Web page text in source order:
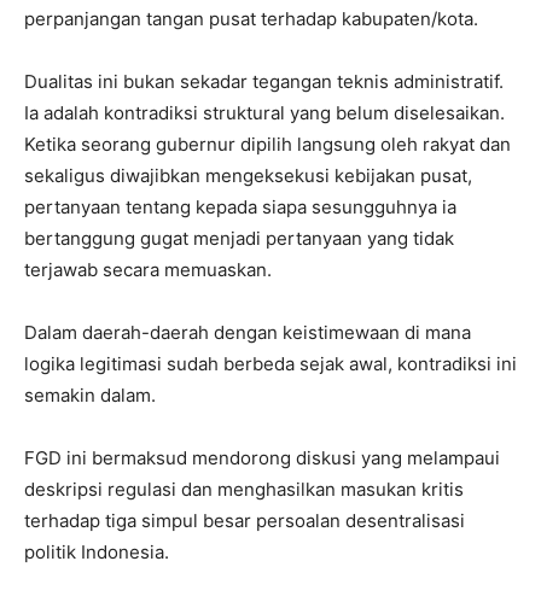
perpanjangan tangan pusat terhadap kabupaten/kota.
Dualitas ini bukan sekadar tegangan teknis administratif.
Ia adalah kontradiksi struktural yang belum diselesaikan.
Ketika seorang gubernur dipilih langsung oleh rakyat dan
sekaligus diwajibkan mengeksekusi kebijakan pusat,
pertanyaan tentang kepada siapa sesungguhnya ia
bertanggung gugat menjadi pertanyaan yang tidak
terjawab secara memuaskan.
Dalam daerah-daerah dengan keistimewaan di mana
logika legitimasi sudah berbeda sejak awal, kontradiksi ini
semakin dalam.
FGD ini bermaksud mendorong diskusi yang melampaui
deskripsi regulasi dan menghasilkan masukan kritis
terhadap tiga simpul besar persoalan desentralisasi
politik Indonesia.